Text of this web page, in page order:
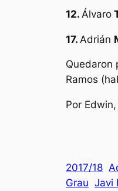
12. Álvaro
17. Adrián
Quedaron
Ramos
Por Edwin,
2017/18
Grau Javi